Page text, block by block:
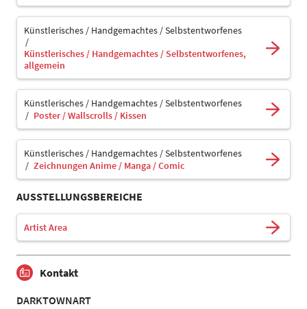
Künstlerisches / Handgemachtes / Selbstentworfenes
Künstlerisches / Handgemachtes / Selbstentworfenes,
allgemein
Künstlerisches / Handgemachtes / Selbstentworfenes
Poster / Wallscrolls / Kissen
Künstlerisches / Handgemachtes / Selbstentworfenes
Zeichnungen Anime / Manga / Comic
AUSSTELLUNGSBEREICHE
Artist Area
Kontakt
DARKTOWNART